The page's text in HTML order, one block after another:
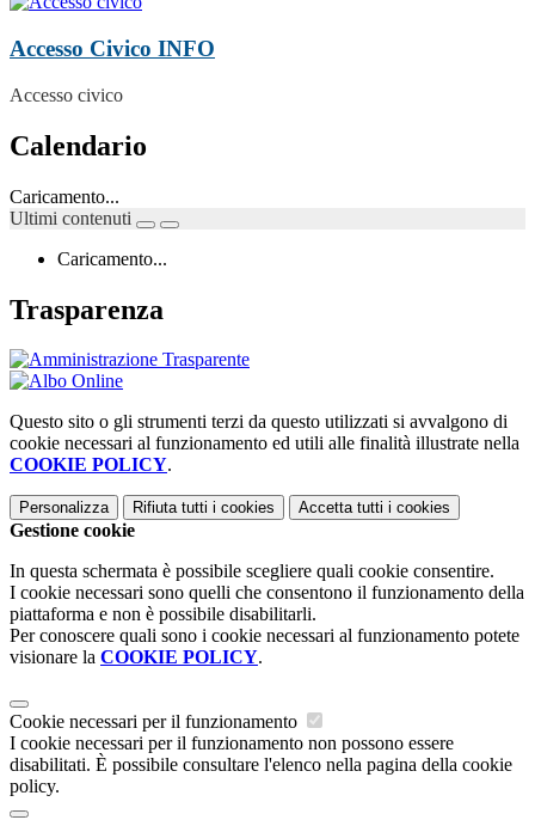
Accesso Civico INFO
Accesso civico
Calendario
Caricamento...
Ultimi contenuti
Caricamento...
Trasparenza
Questo sito o gli strumenti terzi da questo utilizzati si avvalgono di
cookie necessari al funzionamento ed utili alle finalità illustrate nella
COOKIE POLICY.
Personalizza Rifiuta tutti i cookies Accetta tutti i cookies
Gestione cookie
In questa schermata è possibile scegliere quali cookie consentire.
I cookie necessari sono quelli che consentono il funzionamento della
piattaforma e non è possibile disabilitarli.
Per conoscere quali sono i cookie necessari al funzionamento potete
visionare la COOKIE POLICY.
Cookie necessari per il funzionamento
I cookie necessari per il funzionamento non possono essere
disabilitati. È possibile consultare l'elenco nella pagina della cookie
policy.